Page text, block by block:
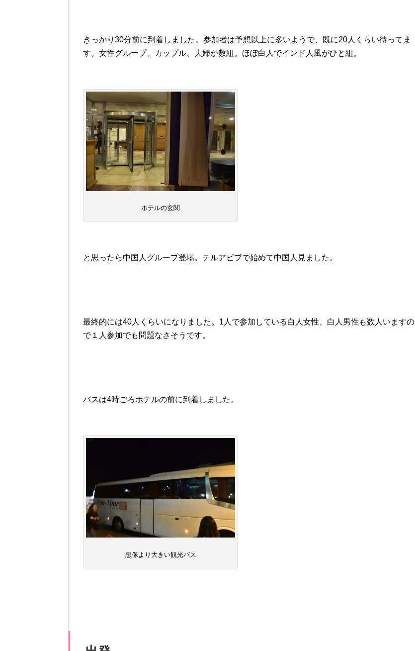
きっかり30分前に到着しました。参加者は予想以上に多いようで、既に20人くらい待ってま
す。女性グループ、カップル、夫婦が数組。ほぼ白人でインド人風がひと組。
ホテルの玄関
と思ったら中国人グループ登場。テルアビブで始めて中国人見ました。
最終的には40人くらいになりました。1人で参加している白人女性、白人男性も数人いますの
で１人参加でも問題なさそうです。
バスは4時ごろホテルの前に到着しました。
想像より大きい観光バス